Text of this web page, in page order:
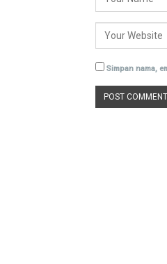
Simpan nama,